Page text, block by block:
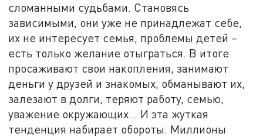
сломанными судьбами. Становясь
зависимыми, они уже не принадлежат себе,
их не интересует семья, проблемы детей –
есть только желание отыграться. В итоге
просаживают свои накопления, занимают
деньги у друзей и знакомых, обманывают их,
залезают в долги, теряют работу, семью,
уважение окружающих... И эта жуткая
тенденция набирает обороты. Миллионы